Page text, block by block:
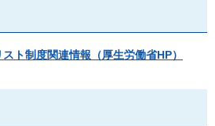
ト制度関連情報（厚生労働省HP）